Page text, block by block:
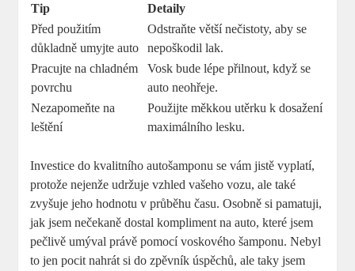
Tip
Detaily
Před použitím
důkladně umyjte auto
Odstraňte větší nečistoty, aby se
nepoškodil lak.
Pracujte na chladném
povrchu
Vosk bude lépe přilnout, když se
auto neohřeje.
Nezapomeňte na
leštění
Použijte měkkou utěrku k dosažení
maximálního lesku.
Investice do kvalitního autošamponu se vám jistě vyplatí,
protože nejenže udržuje vzhled vašeho vozu, ale také
zvyšuje jeho hodnotu v průběhu času. Osobně si pamatuji,
jak jsem nečekaně dostal kompliment na auto, které jsem
pečlivě umýval právě pomocí voskového šamponu. Nebyl
to jen pocit nahrát si do zpěvník úspěchů, ale taky jsem